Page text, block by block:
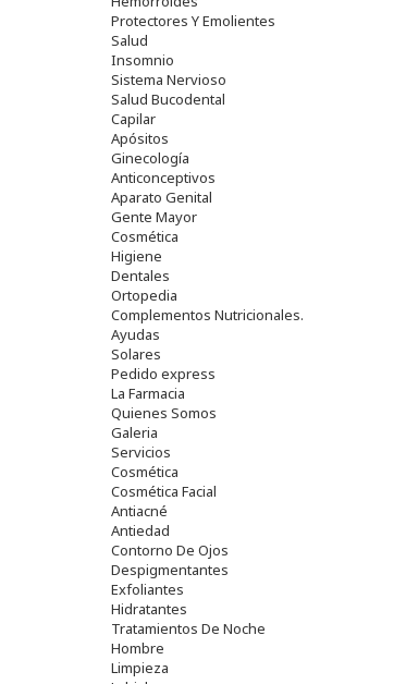
Protectores Y Emolientes
Salud
Insomnio
Sistema Nervioso
Salud Bucodental
Capilar
Apósitos
Ginecología
Anticonceptivos
Aparato Genital
Gente Mayor
Cosmética
Higiene
Dentales
Ortopedia
Complementos Nutricionales.
Ayudas
Solares
Pedido express
La Farmacia
Quienes Somos
Galeria
Servicios
Cosmética
Cosmética Facial
Antiacné
Antiedad
Contorno De Ojos
Despigmentantes
Exfoliantes
Hidratantes
Tratamientos De Noche
Hombre
Limpieza